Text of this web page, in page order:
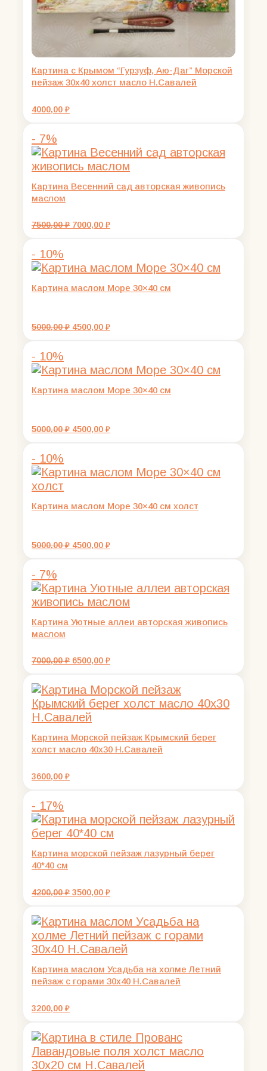
Картина с Крымом “Гурзуф, Аю-Даг” Морской
пейзаж 30х40 холст масло Н.Савалей
4000,00 ₽
- 7%
Картина Весенний сад авторская живопись
маслом
7500,00₽ Первоначальная
7000,00 ₽Текущая
- 10%
Картина маслом Море 30×40 см
5000,00₽ Первоначальная
4500,00 ₽Текущая
- 10%
Картина маслом Море 30×40 см
5000,00₽ Первоначальная
4500,00 ₽Текущая
- 10%
Картина маслом Море 30×40 см холст
5000,00₽ Первоначальная
4500,00 ₽Текущая
- 7%
Картина Уютные аллеи авторская живопись
маслом
7000,00₽ Первоначальная
7000,00 ₽.
6500,00 ₽Текущая
Картина Морской пейзаж Крымский берег
холст масло 40х30 Н.Савалей
3600,00 ₽
- 17%
Картина морской пейзаж лазурный берег
40*40 см
4200,00₽ Первоначальная
4200,00 ₽.
3500,00 ₽Текущая
Картина маслом Усадьба на холме Летний
пейзаж с горами 30х40 Н.Савалей
3200,00 ₽